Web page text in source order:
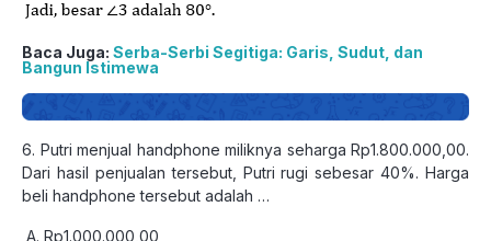
Baca Juga: Serba-Serbi Segitiga: Garis, Sudut, dan
Bangun Istimewa
6. Putri menjual handphone miliknya seharga Rp1.800.000,00.
Dari hasil penjualan tersebut, Putri rugi sebesar 40%. Harga
beli handphone tersebut adalah …
Rp1.000.000,00